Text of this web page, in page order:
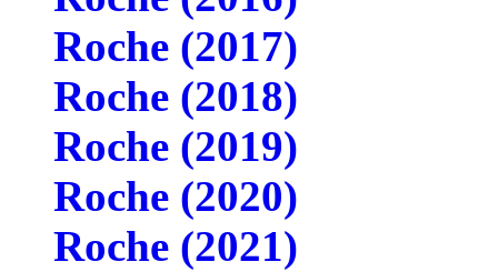
Roche (2017)
Roche (2018)
Roche (2019)
Roche (2020)
Roche (2021)